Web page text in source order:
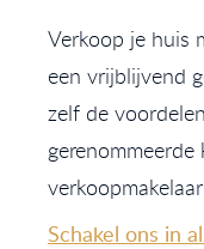
Verkoop je huis
een vrijblijvend
zelf de
Schakel ons in